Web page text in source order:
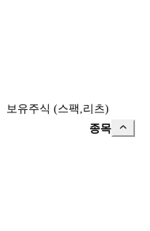
보유주식 (스팩,리츠)
종목